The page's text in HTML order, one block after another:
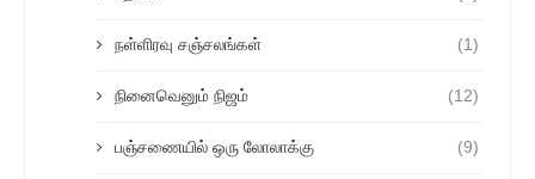
நள்ளிரவு சஞ்சலங்கள் (1)
நினைவெனும் நிஜம் (12)
பஞ்சணையில் ஒரு லோலாக்கு (9)